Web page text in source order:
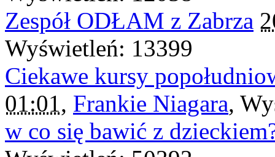
Zespół ODŁAM z Zabrza
Wyświetleń: 13399
Ciekawe kursy
01:01, Frankie Niagara,
w co się bawić z